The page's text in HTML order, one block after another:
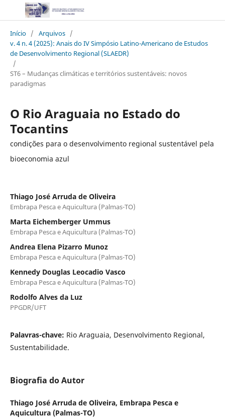
Início / Arquivos /
v. 4 n. 4 (2025): Anais do IV Simpósio Latino-Americano de Estudos
de Desenvolvimento Regional (SLAEDR)
/
ST6 – Mudanças climáticas e territórios sustentáveis: novos
paradigmas
O Rio Araguaia no Estado do
Tocantins
condições para o desenvolvimento regional sustentável pela
bioeconomia azul
Thiago José Arruda de Oliveira
Embrapa Pesca e Aquicultura (Palmas-TO)
Marta Eichemberger Ummus
Embrapa Pesca e Aquicultura (Palmas-TO)
Andrea Elena Pizarro Munoz
Embrapa Pesca e Aquicultura (Palmas-TO)
Kennedy Douglas Leocadio Vasco
Embrapa Pesca e Aquicultura (Palmas-TO)
Rodolfo Alves da Luz
PPGDR/UFT
Palavras-chave: Rio Araguaia, Desenvolvimento Regional,
Sustentabilidade.
Biografia do Autor
Thiago José Arruda de Oliveira, Embrapa Pesca e
Aquicultura (Palmas-TO)